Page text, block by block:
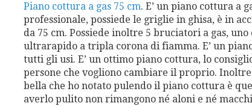
Piano cottura a gas 75 cm. E’ un piano cottura a
professionale, possiede le griglie in ghisa, è in
da 75 cm. Possiede inoltre 5 bruciatori a gas, uno
ultrarapido a tripla corona di fiamma. E’ un
tutti gli usi. E’ un ottimo piano cottura, lo
persone che vogliono cambiare il proprio. Inoltre
bella che ho notato pulendo il piano cottura è
averlo pulito non rimangono né aloni e né